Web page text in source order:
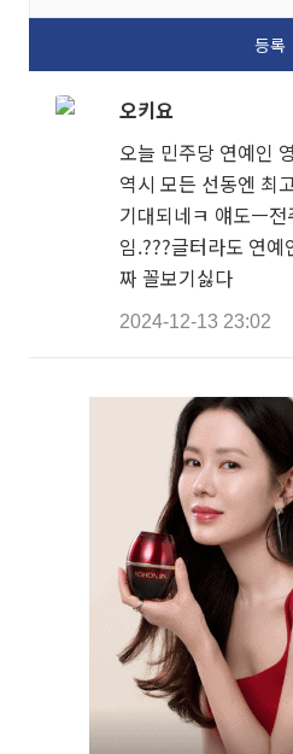
오키요
오늘 민주당 연예인
역시 모든 선동엔 최
기대되네ㅋ 얘도ㅡ
임.???글터라도 연
짜 꼴보기싫다
2024-12-13 23:02